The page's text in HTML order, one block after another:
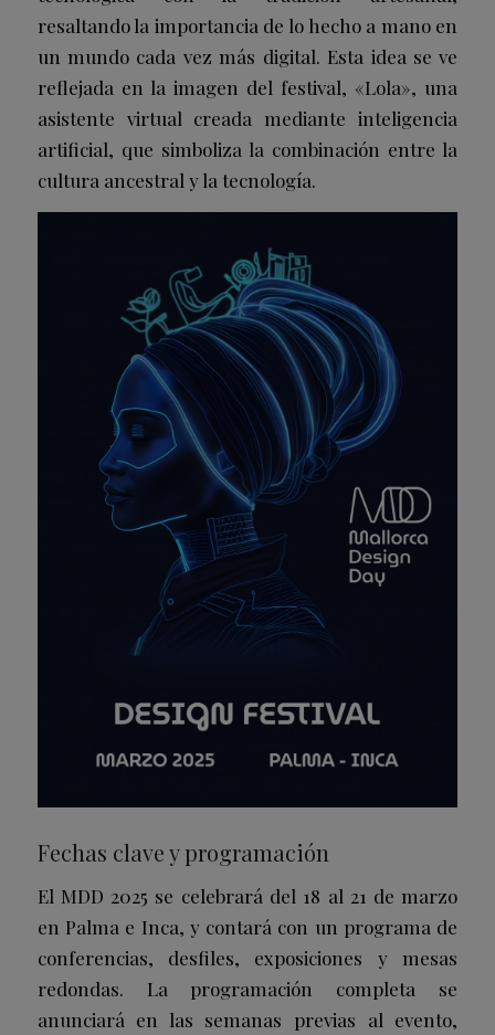
resaltando la importancia de lo hecho a mano en
un mundo cada vez más digital. Esta idea se ve
reflejada en la imagen del festival, «Lola», una
asistente virtual creada mediante inteligencia
artificial, que simboliza la combinación entre la
cultura ancestral y la tecnología.
Fechas clave y programación
El MDD 2025 se celebrará del 18 al 21 de marzo
en Palma e Inca, y contará con un programa de
conferencias, desfiles, exposiciones y mesas
redondas. La programación completa se
anunciará en las semanas previas al evento,